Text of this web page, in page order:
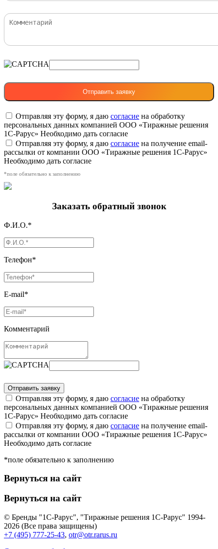
Отправляя эту форму, я даю согласие на обработку
персональных данных компанией ООО «Тиражные решения
1С-Рарус» Необходимо дать согласие
Отправляя эту форму, я даю согласие на получение email-
рассылки от компании ООО «Тиражные решения 1С-Рарус»
Необходимо дать согласие
*поле обязательно к заполнению
Заказать обратный звонок
Ф.И.О.*
Телефон*
E-mail*
Комментарий
Отправляя эту форму, я даю согласие на обработку
персональных данных компанией ООО «Тиражные решения
1С-Рарус» Необходимо дать согласие
Отправляя эту форму, я даю согласие на получение email-
рассылки от компании ООО «Тиражные решения 1С-Рарус»
Необходимо дать согласие
*поле обязательно к заполнению
Вернуться на сайт
Вернуться на сайт
© Бренды "1С-Рарус", "Тиражные решения 1С-Рарус" 1994-
2026 (Все права защищены)
+7 (495) 777-25-43, otr@otr.rarus.ru